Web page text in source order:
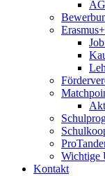
Erasmus+
Wichtige
Kontakt